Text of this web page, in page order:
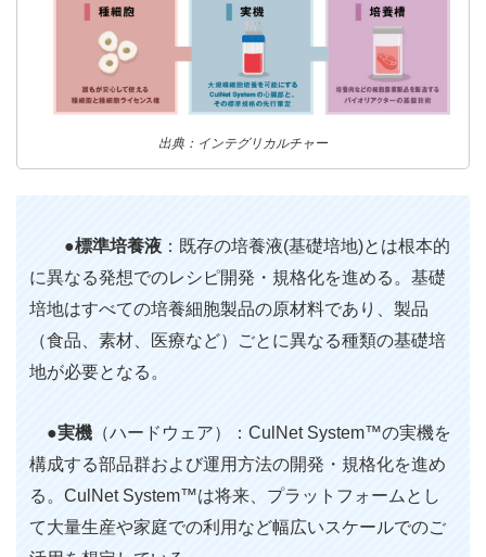
出典：インテグリカルチャー
●標準培養液 ：既存の培養液(基礎培地)とは根本的
に異なる発想でのレシピ開発・規格化を進める。基礎
培地はすべての培養細胞製品の原材料であり、製品
（食品、素材、医療など）ごとに異なる種類の基礎培
地が必要となる。
●実機 （ハードウェア）：CulNet System™の実機を
構成する部品群および運用方法の開発・規格化を進め
る。CulNet System™は将来、プラットフォームとし
て大量生産や家庭での利用など幅広いスケールでのご